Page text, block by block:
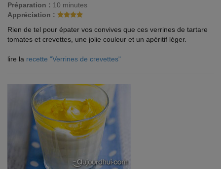
Préparation : 10 minutes
Appréciation :
Rien de tel pour épater vos convives que ces verrines de tartare
tomates et crevettes, une jolie couleur et un apéritif léger.
lire la recette "Verrines de crevettes"